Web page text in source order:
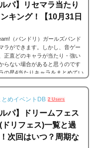
パ】リセマラ当たり
キング！【10月31日
（バンドリ）ガールズバンド
ラができます。しかし、音ゲー
正直どのキャラが当たり・強い
らない場合があると思うのです
の星4当たりキャラをまとめてい
も御覧ください。なお、リセマ
クで。2023年9月29日更新バン
、バンドリ！ガルパにおける...
めイベントDB 2 Users
パ】ドリームフェス
リフェス)一覧と過
次回はいつ？周期な